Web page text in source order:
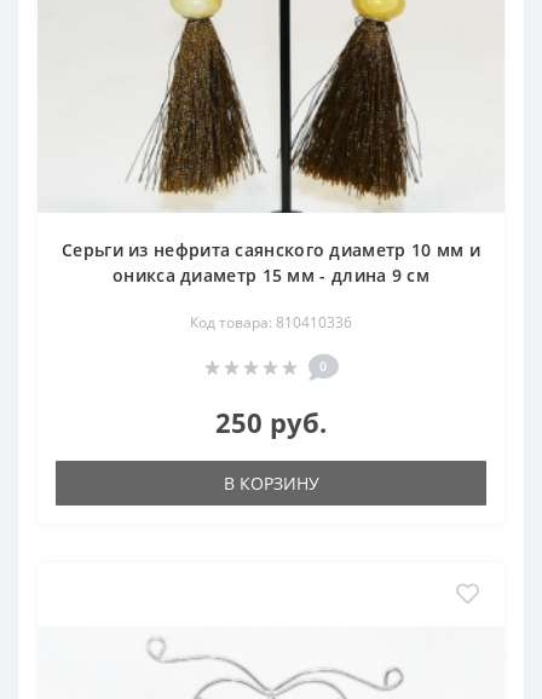
Серьги из нефрита саянского диаметр 10 мм и
оникса диаметр 15 мм - длина 9 см
Код товара: 810410336
0
250 руб.
В КОРЗИНУ